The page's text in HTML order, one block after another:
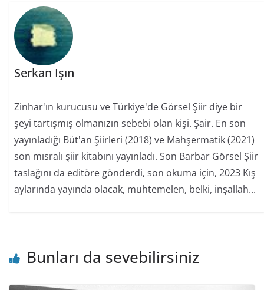
Serkan Işın
Zinhar'ın kurucusu ve Türkiye'de Görsel Şiir diye bir
şeyi tartışmış olmanızın sebebi olan kişi. Şair. En son
yayınladığı Büt'an Şiirleri (2018) ve Mahşermatik (2021)
son mısralı şiir kitabını yayınladı. Son Barbar Görsel Şiir
taslağını da editöre gönderdi, son okuma için, 2023 Kış
aylarında yayında olacak, muhtemelen, belki, inşallah...
Bunları da sevebilirsiniz